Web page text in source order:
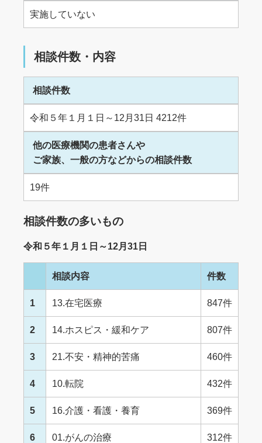
実施していない
相談件数・内容
相談件数
令和５年１月１日～12月31日 4212件
他の医療機関の患者さんや
ご家族、一般の方などからの相談件数
19件
相談件数の多いもの
令和５年１月１日～12月31日
相談内容 件数
1 13.在宅医療 847件
2 14.ホスピス・緩和ケア 807件
3 21.不安・精神的苦痛 460件
4 10.転院 432件
5 16.介護・看護・養育 369件
6 01.がんの治療 312件